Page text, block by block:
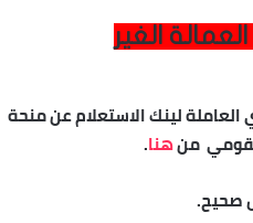
الغير
لينك الاستعلام عن منحة
منهنا.
صحيح.